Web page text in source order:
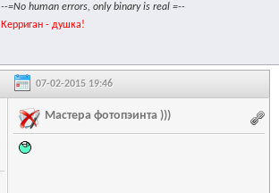
--=No human errors, only binary is real =--
Керриган - душка!
07-02-2015 19:46
Мастера фотопэинта )))